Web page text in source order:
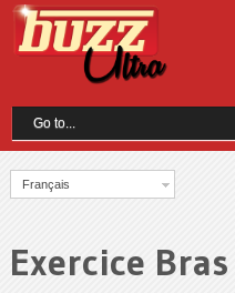
Français
Exercice